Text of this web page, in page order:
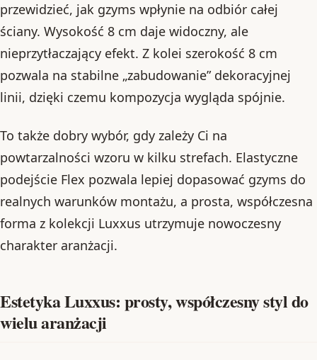
przewidzieć, jak gzyms wpłynie na odbiór całej
ściany. Wysokość 8 cm daje widoczny, ale
nieprzytłaczający efekt. Z kolei szerokość 8 cm
pozwala na stabilne „zabudowanie” dekoracyjnej
linii, dzięki czemu kompozycja wygląda spójnie.
To także dobry wybór, gdy zależy Ci na
powtarzalności wzoru w kilku strefach. Elastyczne
podejście Flex pozwala lepiej dopasować gzyms do
realnych warunków montażu, a prosta, współczesna
forma z kolekcji Luxxus utrzymuje nowoczesny
charakter aranżacji.
Estetyka Luxxus: prosty, współczesny styl do
wielu aranżacji